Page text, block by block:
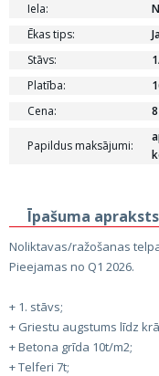
Iela:
Ēkas tips:
Stāvs:
Platība:
Cena:
Papildus maksājumi:
Īpašuma apraksts
Noliktavas/ražošanas
Pieejamas no Q1 2026.
+ 1. stāvs;
+ Griestu augstums līdz
+ Betona grīda 10t/m2;
+ Telferi 7t;